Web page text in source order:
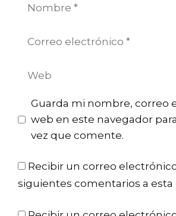
Guarda mi nombre, correo
web en este navegador
vez que comente.
Recibir un correo
siguientes comentarios a esta